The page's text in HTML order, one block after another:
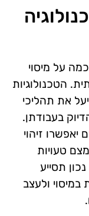
על מיסוי
הטכנולוגיות
את תהליכי
בעבודתן.
יאפשרו זיהוי
טעויות
תסייע
ולעצב